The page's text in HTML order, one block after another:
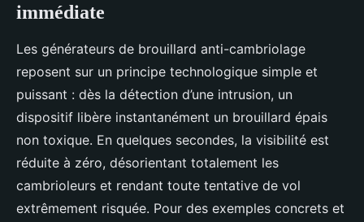
immédiate
Les générateurs de brouillard anti-cambriolage
reposent sur un principe technologique simple et
puissant : dès la détection d’une intrusion, un
dispositif libère instantanément un brouillard épais
non toxique. En quelques secondes, la visibilité est
réduite à zéro, désorientant totalement les
cambrioleurs et rendant toute tentative de vol
extrêmement risquée. Pour des exemples concrets et